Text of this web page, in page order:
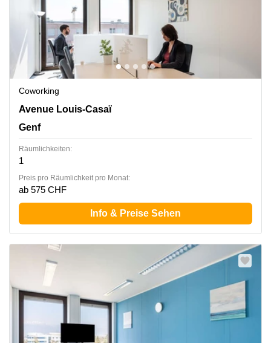
Coworking
5. und 6. Stock,18, Avenue Louis-Casaï, Genf
Avenue Louis-Casaï
Genf
Räumlichkeiten:
1
Preis pro Räumlichkeit pro Monat:
ab 575 CHF
Info & Preise Sehen